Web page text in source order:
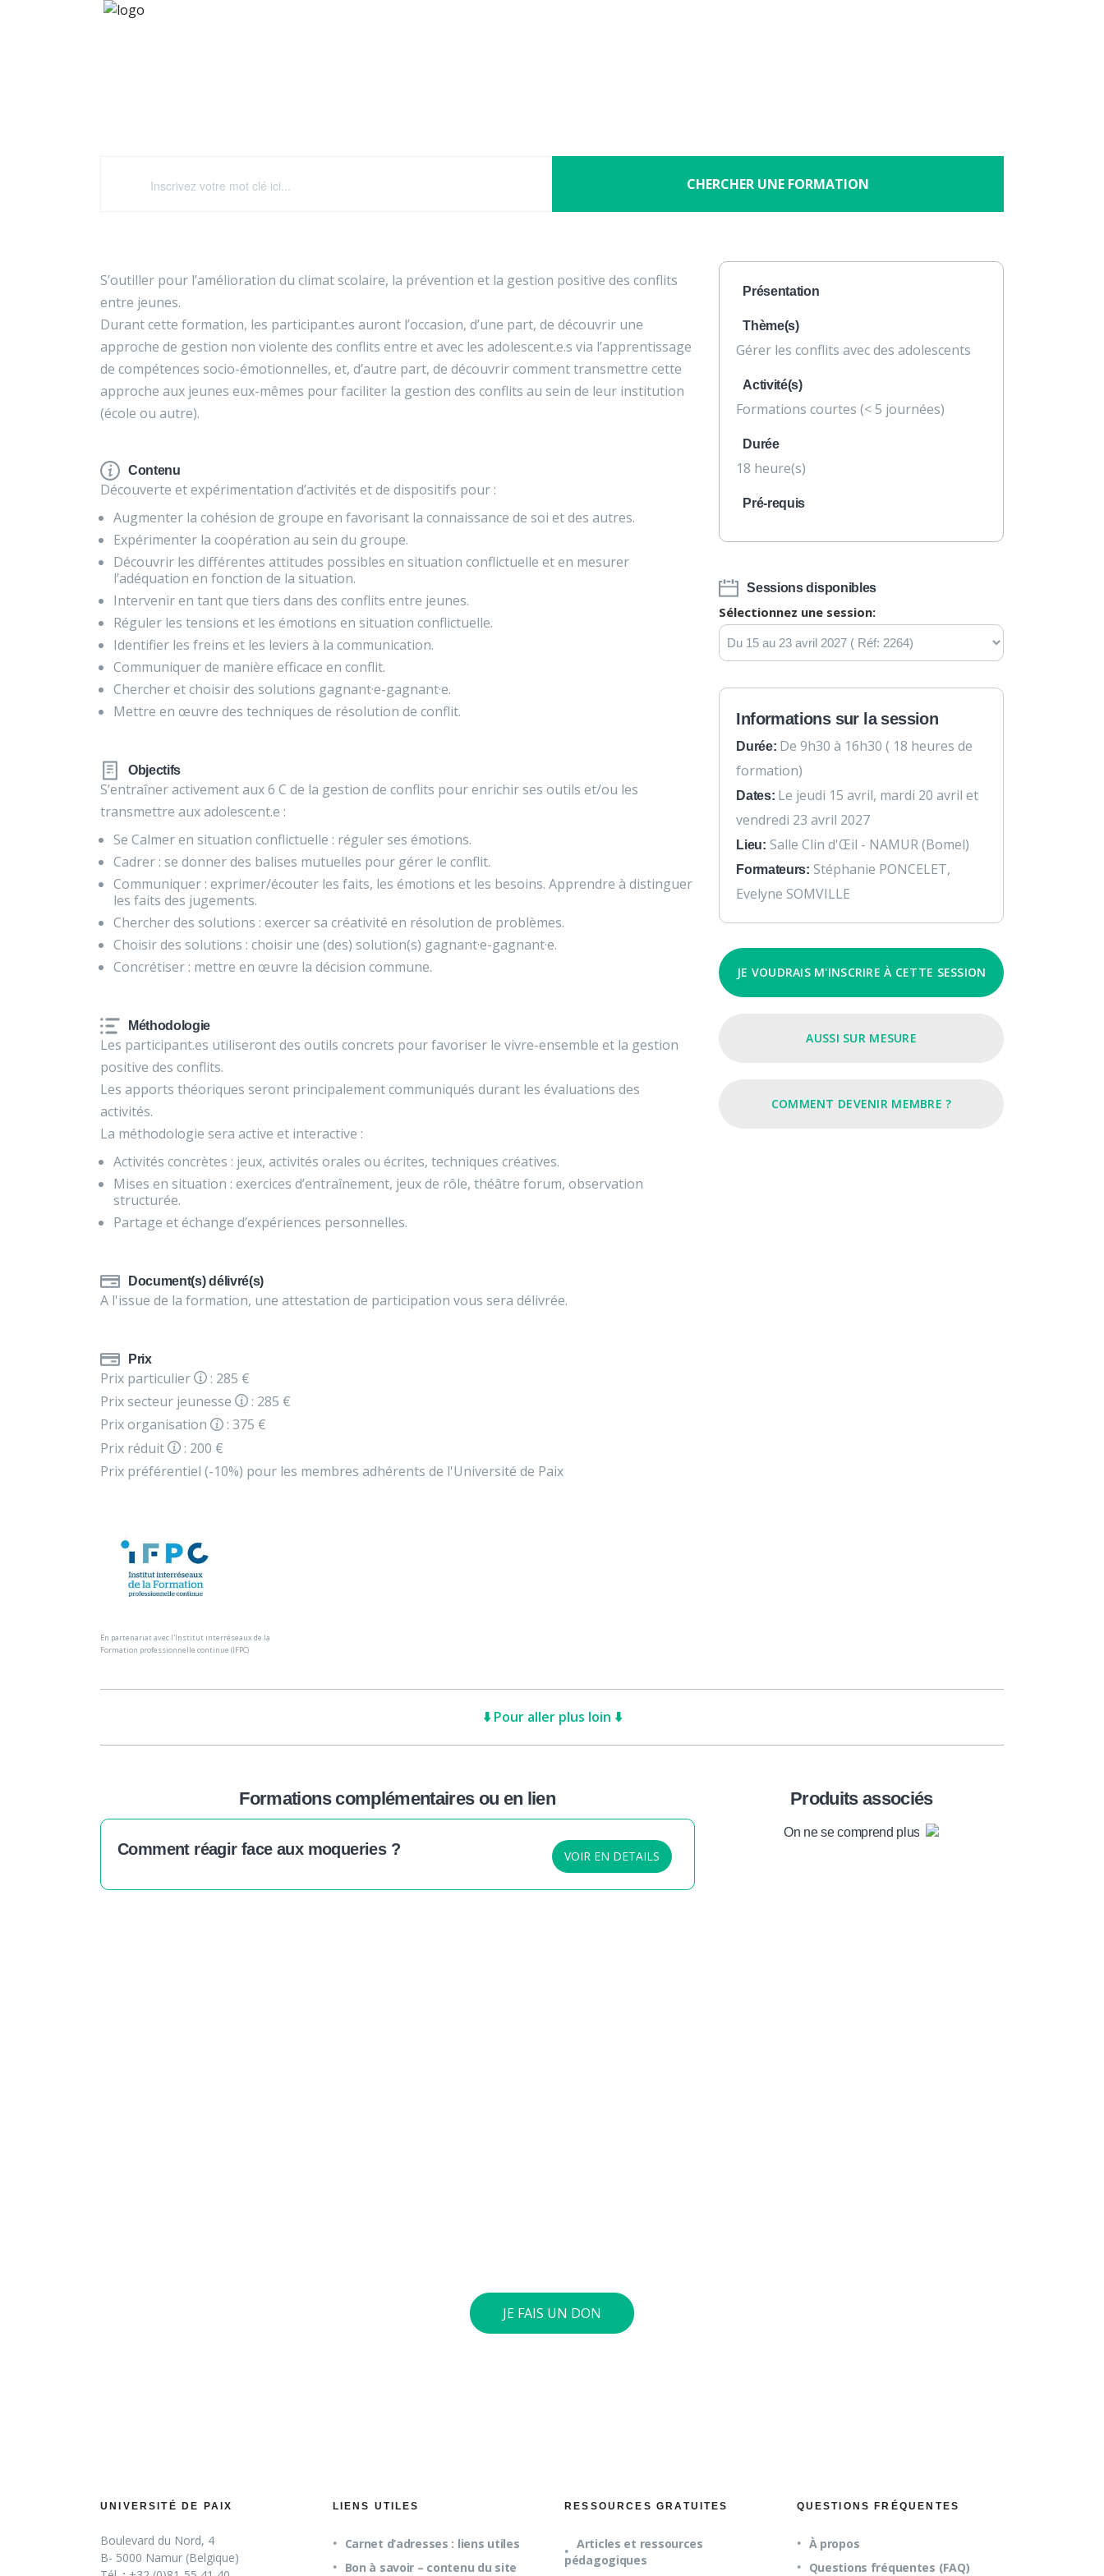
Nous soutenir
CHERCHER UNE FORMATION
S’outiller pour l’amélioration du climat scolaire, la prévention et la gestion positive des conflits
entre jeunes.
Durant cette formation, les participant.es auront l’occasion, d’une part, de découvrir une
approche de gestion non violente des conflits entre et avec les adolescent.e.s via l’apprentissage
de compétences socio-émotionnelles, et, d’autre part, de découvrir comment transmettre cette
approche aux jeunes eux-mêmes pour faciliter la gestion des conflits au sein de leur institution
(école ou autre).
Contenu
Découverte et expérimentation d’activités et de dispositifs pour :
Augmenter la cohésion de groupe en favorisant la connaissance de soi et des autres.
Expérimenter la coopération au sein du groupe.
Découvrir les différentes attitudes possibles en situation conflictuelle et en mesurer
l’adéquation en fonction de la situation.
Intervenir en tant que tiers dans des conflits entre jeunes.
Réguler les tensions et les émotions en situation conflictuelle.
Identifier les freins et les leviers à la communication.
Communiquer de manière efficace en conflit.
Chercher et choisir des solutions gagnant·e-gagnant·e.
Mettre en œuvre des techniques de résolution de conflit.
Objectifs
S’entraîner activement aux 6 C de la gestion de conflits pour enrichir ses outils et/ou les
transmettre aux adolescent.e :
Se Calmer en situation conflictuelle : réguler ses émotions.
Cadrer : se donner des balises mutuelles pour gérer le conflit.
Communiquer : exprimer/écouter les faits, les émotions et les besoins. Apprendre à distinguer
les faits des jugements.
Chercher des solutions : exercer sa créativité en résolution de problèmes.
Choisir des solutions : choisir une (des) solution(s) gagnant·e-gagnant·e.
Concrétiser : mettre en œuvre la décision commune.
Méthodologie
Les participant.es utiliseront des outils concrets pour favoriser le vivre-ensemble et la gestion
positive des conflits.
Les apports théoriques seront principalement communiqués durant les évaluations des
activités.
La méthodologie sera active et interactive :
Activités concrètes : jeux, activités orales ou écrites, techniques créatives.
Mises en situation : exercices d’entraînement, jeux de rôle, théâtre forum, observation
structurée.
Partage et échange d’expériences personnelles.
Document(s) délivré(s)
A l'issue de la formation, une attestation de participation vous sera délivrée.
Prix
Prix particulier
: 285 €
Prix secteur jeunesse
: 285 €
Prix organisation
: 375 €
Prix réduit
: 200 €
Prix préférentiel (-10%) pour les membres adhérents de l'Université de Paix
Présentation
Thème(s)
Gérer les conflits avec des adolescents
Activité(s)
Formations courtes (< 5 journées)
Durée
18 heure(s)
Pré-requis
Sessions disponibles
Sélectionnez une session:
Informations sur la session
Durée: De 9h30 à 16h30 ( 18 heures de
formation)
Dates: Le jeudi 15 avril, mardi 20 avril et
vendredi 23 avril 2027
Lieu: Salle Clin d'Œil - NAMUR (Bomel)
Formateurs: Stéphanie PONCELET,
Evelyne SOMVILLE
JE VOUDRAIS M'INSCRIRE À CETTE SESSION
AUSSI SUR MESURE
COMMENT DEVENIR MEMBRE ?
En partenariat avec l'Institut interréseaux de la
Formation professionnelle continue (IFPC)
⬇️ Pour aller plus loin ⬇️
Formations complémentaires ou en lien
Comment réagir face aux moqueries ? VOIR EN DETAILS
Produits associés
On ne se comprend plus !
JE FAIS UN DON
UNIVERSITÉ DE PAIX
Boulevard du Nord, 4
B- 5000 Namur (Belgique)
LIENS UTILES
Carnet d’adresses : liens utiles
Bon à savoir – contenu du site
RESSOURCES GRATUITES
Articles et ressources
pédagogiques
QUESTIONS FRÉQUENTES
À propos
Questions fréquentes (FAQ)